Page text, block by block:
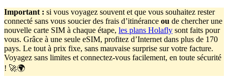
Important : si vous voyagez souvent et que vous souhaitez rester
connecté sans vous soucier des frais d’itinérance ou de chercher une
nouvelle carte SIM à chaque étape, les plans Holafly sont faits pour
vous. Grâce à une seule eSIM, profitez d’Internet dans plus de 170
pays. Le tout à prix fixe, sans mauvaise surprise sur votre facture.
Voyagez sans limites et connectez-vous facilement, en toute sécurité
! 🚀🌍